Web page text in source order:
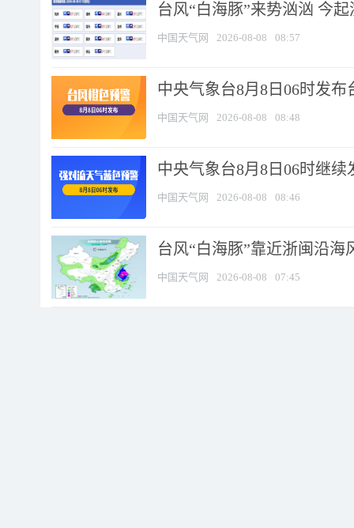
台风“白海豚”来势汹汹 今
中国天气网 2026-08-08 08:57
中央气象台8月8日06时发布
中国天气网 2026-08-08 08:48
中央气象台8月8日06时继
中国天气网 2026-08-08 08:46
台风“白海豚”靠近浙闽沿
中国天气网 2026-08-08 07:45